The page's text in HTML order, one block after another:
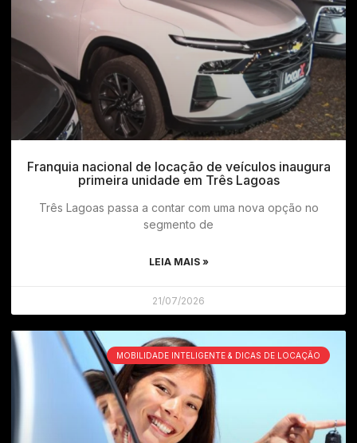
Franquia nacional de locação de veículos inaugura
primeira unidade em Três Lagoas
Três Lagoas passa a contar com uma nova opção no
segmento de
LEIA MAIS »
21/07/2026
MOBILIDADE INTELIGENTE & DICAS DE LOCAÇÃO